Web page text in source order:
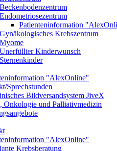
Beckenbodenzentrum
Endometriosezentrum
Patienteninformation
Gynäkologisches Krebszentrum
Myome
Unerfüllter Kinderwunsch
Sternenkinder
"AlexOnline"
Sprechstunden
Bildversandsystem JiveX
Onkologie und Palliativmedizin
"AlexOnline"
Krebsberatung